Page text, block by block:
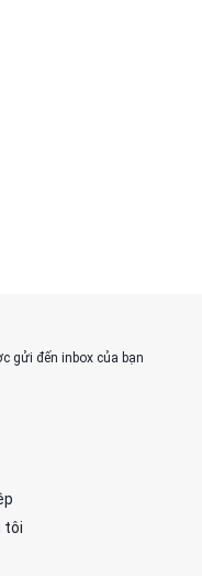
gửi đến inbox của bạn
tôi